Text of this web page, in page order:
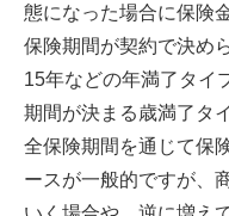
態になった場合に保険
保険期間が契約で決め
15年などの年満了タイ
期間が決まる歳満了タ
全保険期間を通じて保
ースが一般的ですが、